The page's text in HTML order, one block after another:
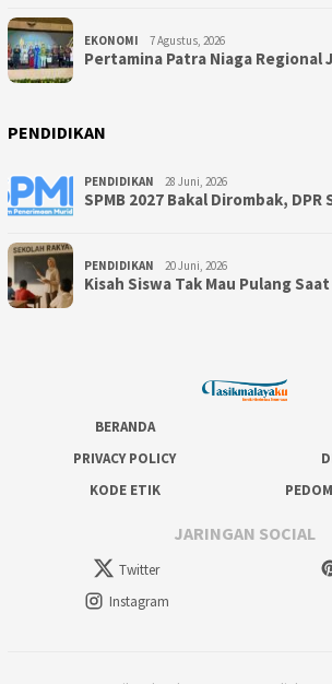
EKONOMI 7 Agustus, 2026
Pertamina Patra Niaga Regional
PENDIDIKAN
PENDIDIKAN 28 Juni, 2026
SPMB 2027 Bakal Dirombak,
PENDIDIKAN 20 Juni, 2026
Kisah Siswa Tak Mau Pulang
BERANDA
PRIVACY POLICY
KODE ETIK
JARINGAN SOCIAL
Twitter
Instagram